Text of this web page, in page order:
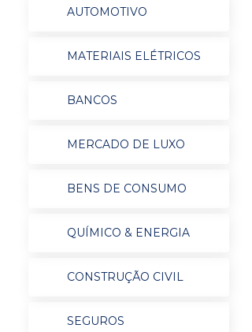
AUTOMOTIVO
MATERIAIS ELÉTRICOS
BANCOS
MERCADO DE LUXO
BENS DE CONSUMO
QUÍMICO & ENERGIA
CONSTRUÇÃO CIVIL
SEGUROS